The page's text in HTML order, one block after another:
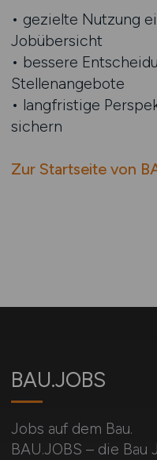
• gezielte Nutzung
Jobübersicht
• bessere
Stellenangebote
• langfristige
sichern
Zur Startseite von
BAU.JOBS
Jobs auf dem Bau.
BAU.JOBS – die